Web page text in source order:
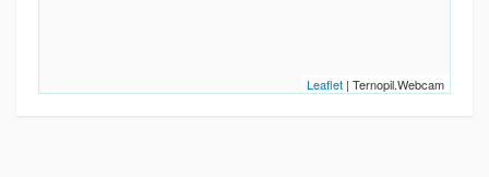
Leaflet | Ternopil.Webcam